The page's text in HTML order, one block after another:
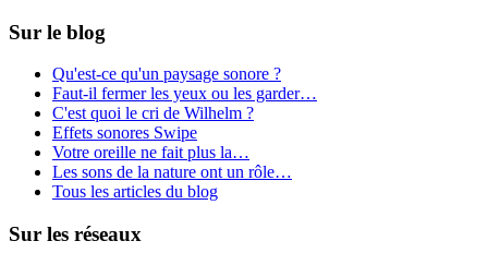
Sur le blog
Qu'est-ce qu'un paysage sonore ?
Faut-il fermer les yeux ou les garder…
C'est quoi le cri de Wilhelm ?
Effets sonores Swipe
Votre oreille ne fait plus la…
Les sons de la nature ont un rôle…
Tous les articles du blog
Sur les réseaux